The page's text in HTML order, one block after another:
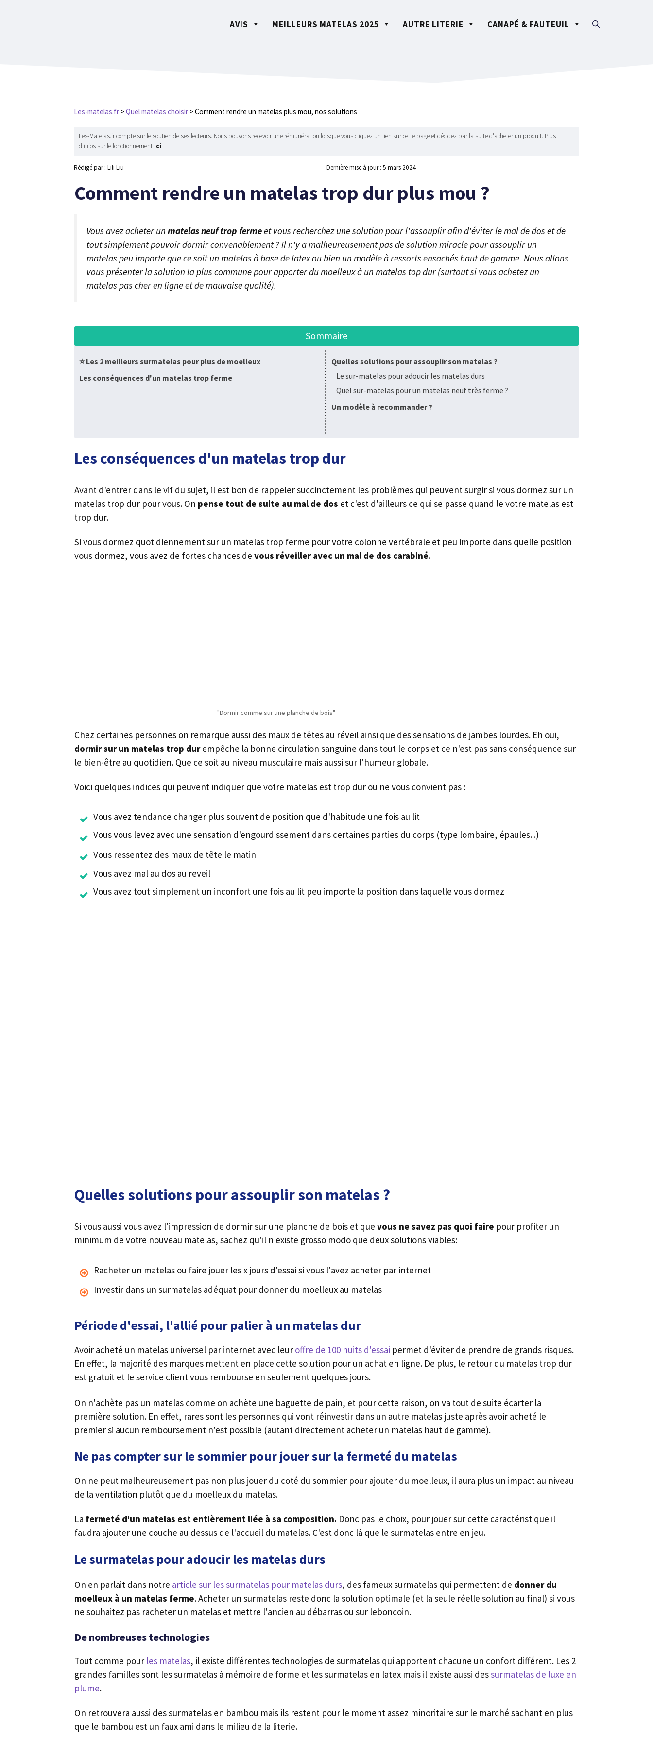
AVIS MEILLEURS MATELAS 2025 AUTRE LITERIE CANAPÉ & FAUTEUIL
Les-matelas.fr >Quel matelas choisir >Comment rendre un matelas plus mou, nos solutions
Les-Matelas.fr compte sur le soutien de ses lecteurs. Nous pouvons recevoir une rémunération lorsque vous cliquez un lien sur cette page et décidez par la suite d'acheter un produit. Plus
d'infos sur le fonctionnement ici
Rédigé par : Lili Liu Dernière mise à jour : 5 mars 2024
Comment rendre un matelas trop dur plus mou ?
Vous avez acheter un matelas neuf trop fermeet vous recherchez une solution pour l'assouplir afin d'éviter le mal de dos et de
tout simplement pouvoir dormir convenablement ? Il n'y a malheureusement pas de solution miracle pour assouplir un
matelas peu importe que ce soit un matelas à base de latex ou bien un modèle à ressorts ensachés haut de gamme. Nous allons
vous présenter la solution la plus commune pour apporter du moelleux à un matelas top dur (surtout si vous achetez un
matelas pas cher en ligne et de mauvaise qualité).
Sommaire
⭐ Les 2 meilleurs surmatelas pour plus de moelleux
Les conséquences d'un matelas trop ferme
Quelles solutions pour assouplir son matelas ?
Le sur-matelas pour adoucir les matelas durs
Quel sur-matelas pour un matelas neuf très ferme ?
Un modèle à recommander ?
Les conséquences d'un matelas trop dur
Avant d'entrer dans le vif du sujet, il est bon de rappeler succinctement les problèmes qui peuvent surgir si vous dormez sur un
matelas trop dur pour vous. On pense tout de suite au mal de dos et c'est d'ailleurs ce qui se passe quand le votre matelas est
trop dur.
Si vous dormez quotidiennement sur un matelas trop ferme pour votre colonne vertébrale et peu importe dans quelle position
vous dormez, vous avez de fortes chances de vous réveiller avec un mal de dos carabiné.
"Dormir comme sur une planche de bois"
Chez certaines personnes on remarque aussi des maux de têtes au réveil ainsi que des sensations de jambes lourdes. Eh oui,
dormir sur un matelas trop durempêche la bonne circulation sanguine dans tout le corps et ce n'est pas sans conséquence sur
le bien-être au quotidien. Que ce soit au niveau musculaire mais aussi sur l'humeur globale.
Voici quelques indices qui peuvent indiquer que votre matelas est trop dur ou ne vous convient pas :
Vous avez tendance changer plus souvent de position que d'habitude une fois au lit
Vous vous levez avec une sensation d'engourdissement dans certaines parties du corps (type lombaire, épaules...)
Vous ressentez des maux de tête le matin
Vous avez mal au dos au reveil
Vous avez tout simplement un inconfort une fois au lit peu importe la position dans laquelle vous dormez
Quelles solutions pour assouplir son matelas ?
Si vous aussi vous avez l'impression de dormir sur une planche de bois et que vous ne savez pas quoi faire pour profiter un
minimum de votre nouveau matelas, sachez qu'il n'existe grosso modo que deux solutions viables:
Racheter un matelas ou faire jouer les x jours d'essai si vous l'avez acheter par internet
Investir dans un surmatelas adéquat pour donner du moelleux au matelas
Période d'essai, l'allié pour palier à un matelas dur
Avoir acheté un matelas universel par internet avec leur offre de 100 nuits d'essai permet d'éviter de prendre de grands risques.
En effet, la majorité des marques mettent en place cette solution pour un achat en ligne. De plus, le retour du matelas trop dur
est gratuit et le service client vous rembourse en seulement quelques jours.
On n'achète pas un matelas comme on achète une baguette de pain, et pour cette raison, on va tout de suite écarter la
première solution. En effet, rares sont les personnes qui vont réinvestir dans un autre matelas juste après avoir acheté le
premier si aucun remboursement n'est possible (autant directement acheter un matelas haut de gamme).
Ne pas compter sur le sommier pour jouer sur la fermeté du matelas
On ne peut malheureusement pas non plus jouer du coté du sommier pour ajouter du moelleux, il aura plus un impact au niveau
de la ventilation plutôt que du moelleux du matelas.
La fermeté d'un matelas est entièrement liée à sa composition. Donc pas le choix, pour jouer sur cette caractéristique il
faudra ajouter une couche au dessus de l'accueil du matelas. C'est donc là que le surmatelas entre en jeu.
Le surmatelas pour adoucir les matelas durs
On en parlait dans notre article sur les surmatelas pour matelas durs, des fameux surmatelas qui permettent de donner du
moelleux à un matelas ferme. Acheter un surmatelas reste donc la solution optimale (et la seule réelle solution au final) si vous
ne souhaitez pas racheter un matelas et mettre l'ancien au débarras ou sur leboncoin.
De nombreuses technologies
Tout comme pour les matelas, il existe différentes technologies de surmatelas qui apportent chacune un confort différent. Les 2
grandes familles sont les surmatelas à mémoire de forme et les surmatelas en latex mais il existe aussi dessurmatelas de luxe en
plume.
On retrouvera aussi des surmatelas en bambou mais ils restent pour le moment assez minoritaire sur le marché sachant en plus
que le bambou est un faux ami dans le milieu de la literie.